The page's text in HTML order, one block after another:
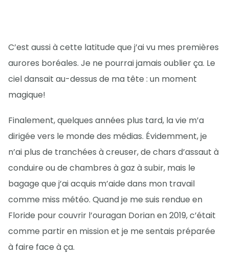
C’est aussi à cette latitude que j’ai vu mes premières
aurores boréales. Je ne pourrai jamais oublier ça. Le
ciel dansait au-dessus de ma tête : un moment
magique!
Finalement, quelques années plus tard, la vie m’a
dirigée vers le monde des médias. Évidemment, je
n’ai plus de tranchées à creuser, de chars d’assaut à
conduire ou de chambres à gaz à subir, mais le
bagage que j’ai acquis m’aide dans mon travail
comme miss météo. Quand je me suis rendue en
Floride pour couvrir l’ouragan Dorian en 2019, c’était
comme partir en mission et je me sentais préparée
à faire face à ça.